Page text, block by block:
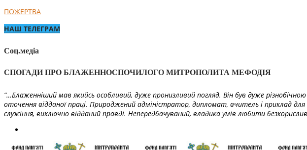
ПОЖЕРТВА
НАШ ТЕЛЕГРАМ
Соц.медіа
СПОГАДИ ПРО БЛАЖЕННОСПОЧИЛОГО МИТРОПОЛИТА МЕФОДІЯ
“…Блаженніший мав якийсь особливий, дуже пронизливий погляд. Він був дуже
оточення відданої праці. Природжений адміністратор, дипломат, вчитель і приклад
служіння, виключно відданий правді. Непередбачуваний, владика умів любити